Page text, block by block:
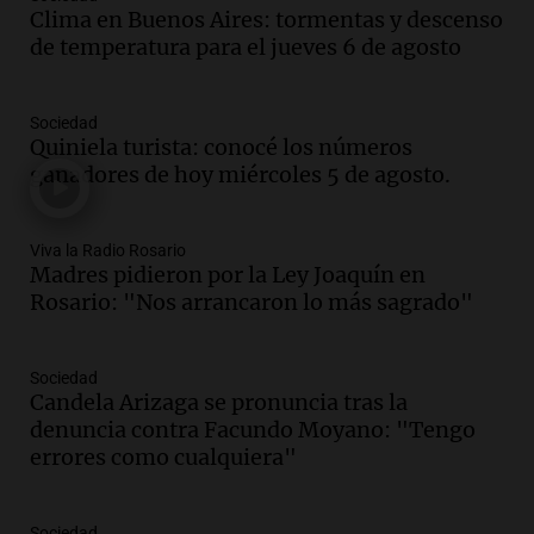
Mundial de Natación de Invierno con
récords y atletas de 20 países
Audio.Conductor imputado por
accidente fatal en San Luis dejó tres
Episodios
Audio.Historiador de la UBA celebró la
marcha atrás en la Ley de Tierras:
Amamos Argentina
Episodios
Audio.Ahyre estuvo en el Estudio
Federal Sancor Seguros y adelantó su
Clima en Buenos Aires: tormentas y descenso
de temperatura para el jueves 6 de agosto
Sociedad
Quiniela turista: conocé los números
ganadores de hoy miércoles 5 de agosto.
Viva la Radio Rosario
Madres pidieron por la Ley Joaquín en
Rosario: "Nos arrancaron lo más sagrado"
Sociedad
Candela Arizaga se pronuncia tras la
denuncia contra Facundo Moyano: "Tengo
errores como cualquiera"